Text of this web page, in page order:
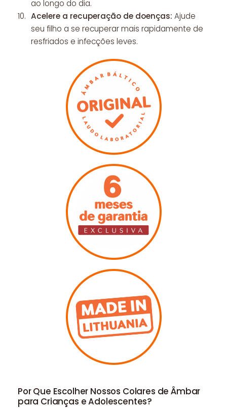
ao longo do dia.
Acelere a recuperação de doenças: Ajude
seu filho a se recuperar mais rapidamente de
resfriados e infecções leves.
Por Que Escolher Nossos Colares de Âmbar
para Crianças e Adolescentes?